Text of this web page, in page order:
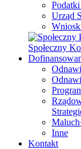
Urząd
Społeczny
Inne
Kontakt